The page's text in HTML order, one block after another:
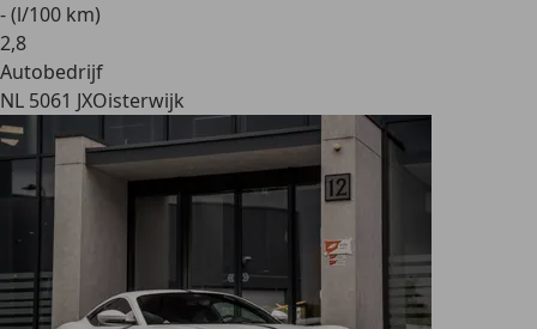
- (l/100 km)
2,8
Autobedrijf
NL 5061 JXOisterwijk